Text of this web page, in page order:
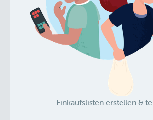
Einkaufslisten erstellen &